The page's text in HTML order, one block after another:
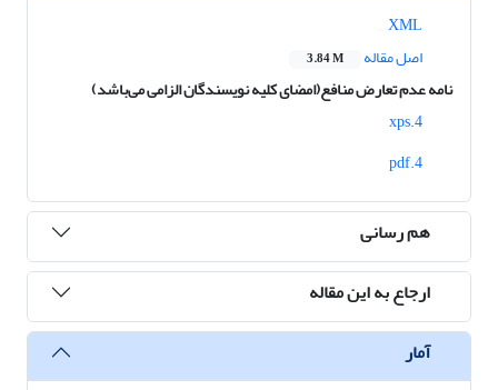
اصل مقاله
3.84 M
نامه عدم تعارض منافع(امضای کلیه نویسندگان الزامی می‌باشد)
4.xps
4.pdf
هم رسانی
ارجاع به این مقاله
آمار